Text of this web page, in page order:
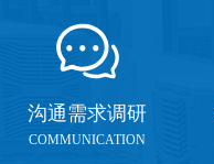
沟通需求调研
COMMUNICATION